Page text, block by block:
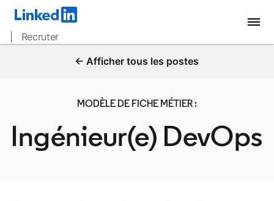
| Recruter
← Afficher tous les postes
MODÈLE DE FICHE MÉTIER :
Ingénieur(e) DevOps